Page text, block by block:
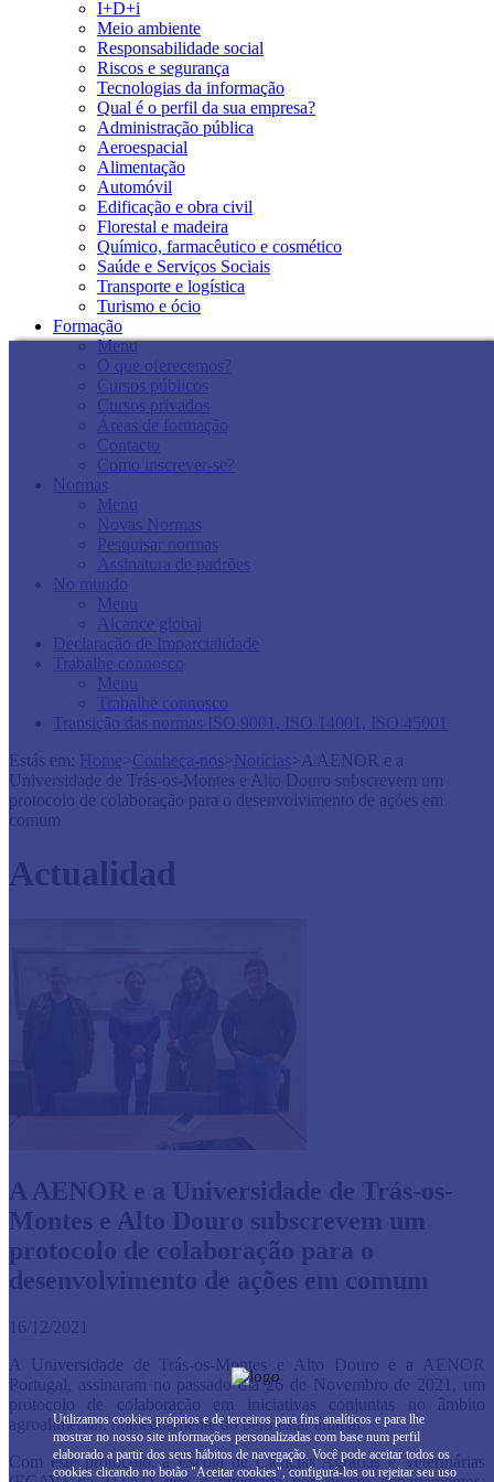
Utilizamos cookies próprios e de terceiros para fins analíticos e para lhe
mostrar no nosso site informações personalizadas com base num perfil
elaborado a partir dos seus hábitos de navegação. Você pode aceitar todos os
cookies clicando no botão "Aceitar cookies", configurá-los ou rejeitar seu uso
I+D+i
Meio ambiente
Responsabilidade social
Riscos e segurança
Tecnologias da informação
Qual é o perfil da sua empresa?
Administração pública
Aeroespacial
Alimentação
Automóvil
Edificação e obra civil
Florestal e madeira
Químico, farmacêutico e cosmético
Saúde e Serviços Sociais
Transporte e logística
Turismo e ócio
Formação
Menu
O que oferecemos?
Cursos públicos
Cursos privados
Áreas de formação
Contacto
Como inscrever-se?
Normas
Menu
Novas Normas
Pesquisar normas
Assinatura de padrões
No mundo
Menu
Alcance global
Declaração de Imparcialidade
Trabalhe connosco
Menu
Trabalhe connosco
Transição das normas ISO 9001, ISO 14001, ISO 45001
Estás em:
Home >Conheça-nos >Notícias > A AENOR e a
Universidade de Trás-os-Montes e Alto Douro subscrevem um
protocolo de colaboração para o desenvolvimento de ações em
comum
Actualidad
A AENOR e a Universidade de Trás-os-
Montes e Alto Douro subscrevem um
protocolo de colaboração para o
desenvolvimento de ações em comum
16/12/2021
A Universidade de Trás-os-Montes e Alto Douro e a AENOR
Portugal, assinaram no passado dia 26 de Novembro de 2021, um
protocolo de colaboração em iniciativas conjuntas no âmbito
agroalimentar, nomeadamente do bem-estar animal.
Com este protocolo, a Escola de Ciências Agrárias e Veterinárias